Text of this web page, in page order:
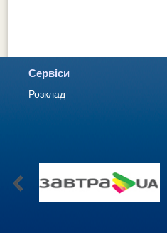
Сервіси
Розклад